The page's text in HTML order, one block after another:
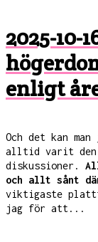
2025-10-
enligt
Och det kan
alltid varit den
diskussioner.
och allt sånt
viktigaste
jag för att...